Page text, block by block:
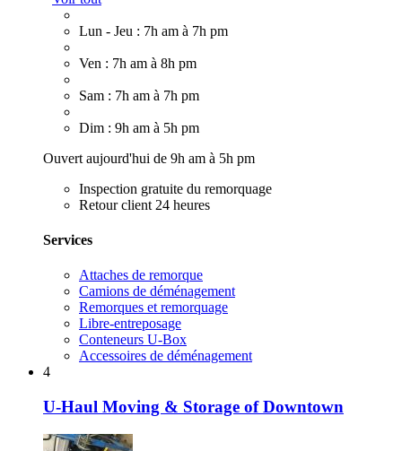
Lun - Jeu : 7h am à 7h pm
Ven : 7h am à 8h pm
Sam : 7h am à 7h pm
Dim : 9h am à 5h pm
Ouvert aujourd'hui de 9h am à 5h pm
Inspection gratuite du remorquage
Retour client 24 heures
Services
Attaches de remorque
Camions de déménagement
Remorques et remorquage
Libre-entreposage
Conteneurs U-Box
Accessoires de déménagement
4
U-Haul Moving & Storage of Downtown